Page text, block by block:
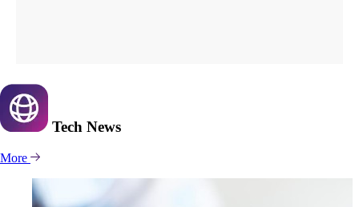
Tech News
More